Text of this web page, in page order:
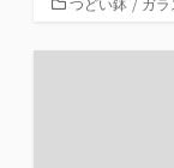
ゴ
つどい鉢 / ガラ